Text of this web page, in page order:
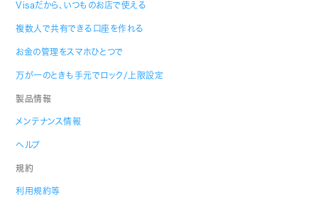
Visaだから、いつものお店で使える
複数人で共有できる口座を作れる
お金の管理をスマホひとつで
万が一のときも手元でロック/上限設定
製品情報
メンテナンス情報
ヘルプ
規約
利用規約等